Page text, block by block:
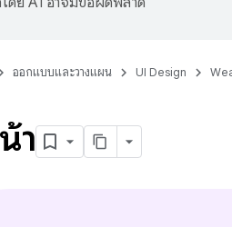
ออกแบบและวางแผน UI Design
า